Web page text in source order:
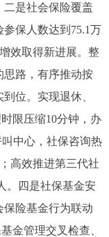
是社会保险覆盖
保人数达到75.1万
效取得新进展。整
思路，有序推动按
位。实现退休、
限压缩10分钟，办
中心，社保咨询热
高效推进第三代社
。四是社保基金安
险基金行为联动
金管理交叉检查、